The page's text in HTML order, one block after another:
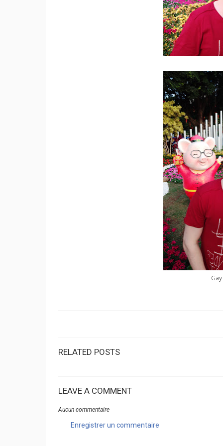
RELATED POSTS
LEAVE A COMMENT
Aucun commentaire
Enregistrer un commentaire